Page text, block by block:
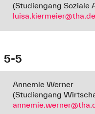
(Studiengang Soziale
luisa.kiermeier@tha.de
5-5
Annemie Werner
(Studiengang